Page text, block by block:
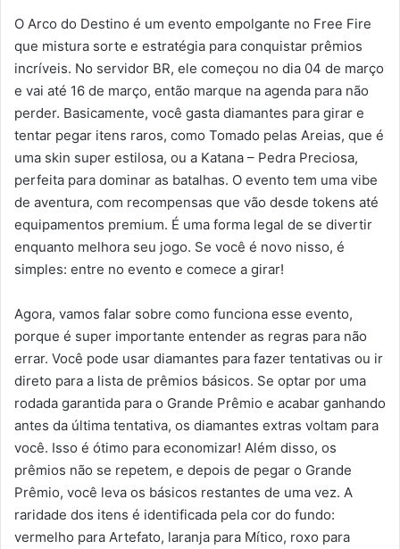
O Arco do Destino é um evento empolgante no Free Fire
que mistura sorte e estratégia para conquistar prêmios
incríveis. No servidor BR, ele começou no dia 04 de março
e vai até 16 de março, então marque na agenda para não
perder. Basicamente, você gasta diamantes para girar e
tentar pegar itens raros, como Tomado pelas Areias, que é
uma skin super estilosa, ou a Katana – Pedra Preciosa,
perfeita para dominar as batalhas. O evento tem uma vibe
de aventura, com recompensas que vão desde tokens até
equipamentos premium. É uma forma legal de se divertir
enquanto melhora seu jogo. Se você é novo nisso, é
simples: entre no evento e comece a girar!
Agora, vamos falar sobre como funciona esse evento,
porque é super importante entender as regras para não
errar. Você pode usar diamantes para fazer tentativas ou ir
direto para a lista de prêmios básicos. Se optar por uma
rodada garantida para o Grande Prêmio e acabar ganhando
antes da última tentativa, os diamantes extras voltam para
você. Isso é ótimo para economizar! Além disso, os
prêmios não se repetem, e depois de pegar o Grande
Prêmio, você leva os básicos restantes de uma vez. A
raridade dos itens é identificada pela cor do fundo:
vermelho para Artefato, laranja para Mítico, roxo para